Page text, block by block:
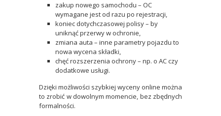
zakup nowego samochodu – OC
wymagane jest od razu po rejestracji,
koniec dotychczasowej polisy – by
uniknąć przerwy w ochronie,
zmiana auta – inne parametry pojazdu to
nowa wycena składki,
chęć rozszerzenia ochrony – np. o AC czy
dodatkowe usługi.
Dzięki możliwości szybkiej wyceny online można
to zrobić w dowolnym momencie, bez zbędnych
formalności.